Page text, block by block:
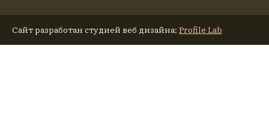
Сайт разработан студией веб дизайна: Profile Lab